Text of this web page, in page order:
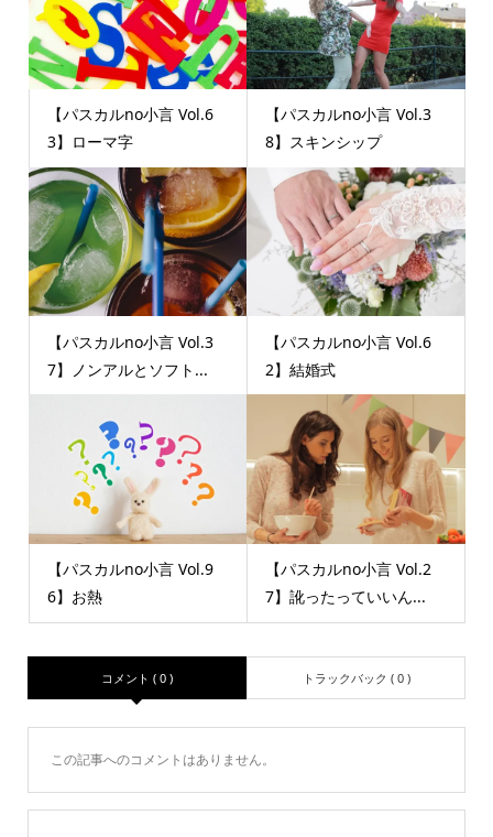
【パスカルno小言 Vol.6
3】ローマ字
【パスカルno小言 Vol.3
8】スキンシップ
【パスカルno小言 Vol.3
7】ノンアルとソフト...
【パスカルno小言 Vol.6
2】結婚式
【パスカルno小言 Vol.9
6】お熱
【パスカルno小言 Vol.2
7】訛ったっていいん...
コメント ( 0 ) トラックバック ( 0 )
この記事へのコメントはありません。